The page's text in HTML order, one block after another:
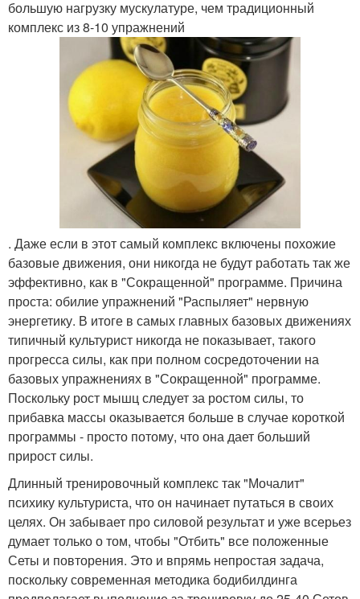
большую нагрузку мускулатуре, чем традиционный
комплекс из 8-10 упражнений
. Даже если в этот самый комплекс включены похожие
базовые движения, они никогда не будут работать так же
эффективно, как в "Сокращенной" программе. Причина
проста: обилие упражнений "Распыляет" нервную
энергетику. В итоге в самых главных базовых движениях
типичный культурист никогда не показывает, такого
прогресса силы, как при полном сосредоточении на
базовых упражнениях в "Сокращенной" программе.
Поскольку рост мышц следует за ростом силы, то
прибавка массы оказывается больше в случае короткой
программы - просто потому, что она дает больший
прирост силы.
Длинный тренировочный комплекс так "Мочалит"
психику культуриста, что он начинает путаться в своих
целях. Он забывает про силовой результат и уже всерьез
думает только о том, чтобы "Отбить" все положенные
Сеты и повторения. Это и впрямь непростая задача,
поскольку современная методика бодибилдинга